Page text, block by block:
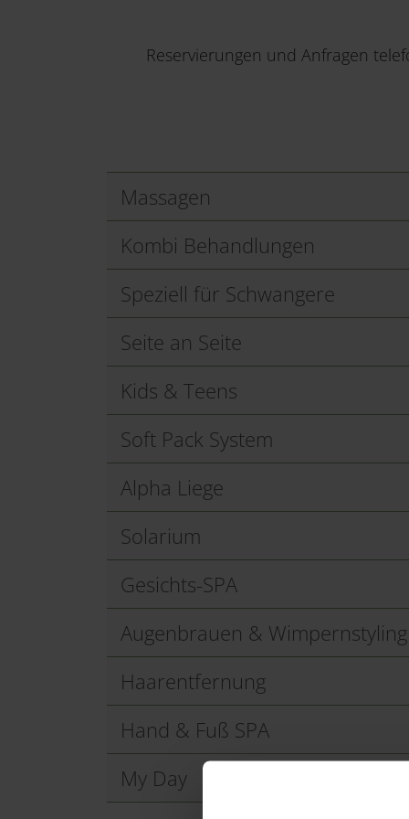
Reservierungen und Anfragen
Massagen
Kombi Behandlungen
Speziell für Schwangere
Seite an Seite
Kids & Teens
Soft Pack System
Alpha Liege
Solarium
Gesichts-SPA
Augenbrauen & Wimpernstyling
Haarentfernung
Hand & Fuß SPA
My Day